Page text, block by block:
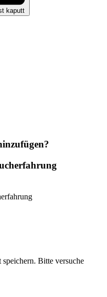
kaputt
Bitte versuche